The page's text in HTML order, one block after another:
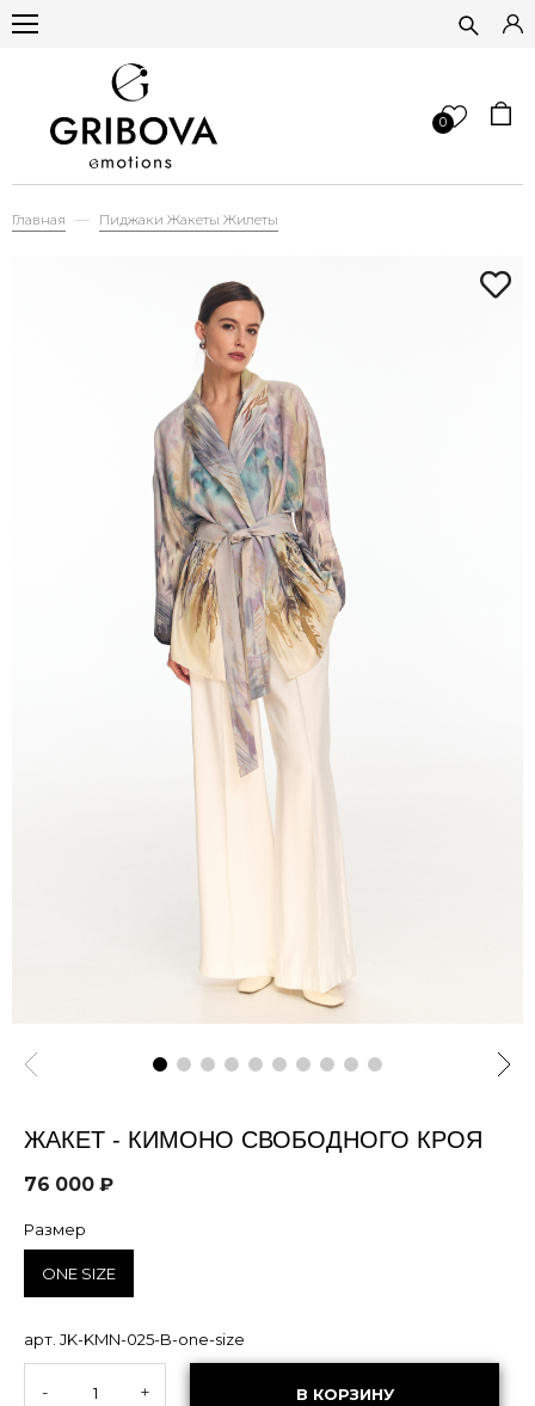
0
Главная Пиджаки Жакеты Жилеты
ЖАКЕТ - КИМОНО СВОБОДНОГО КРОЯ
76 000 ₽
Размер
ONE SIZE
арт. JK-KMN-025-B-one-size
- + В КОРЗИНУ